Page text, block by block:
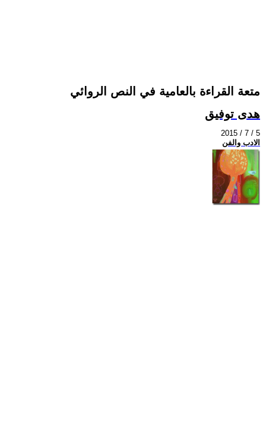
متعة القراءة بالعامية في النص الروائي
هدى توفيق
2015 / 7 / 5
الادب والفن